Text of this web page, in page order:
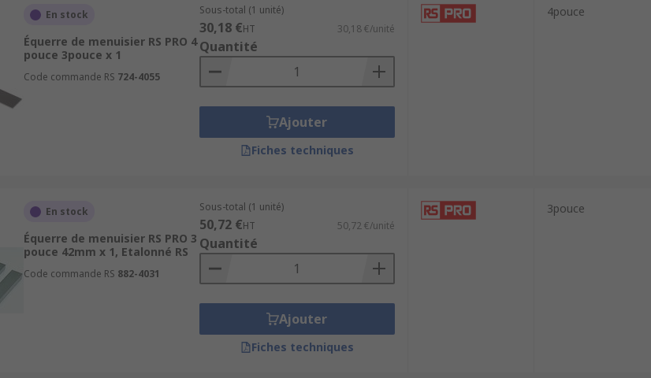
En stock
Équerre de menuisier RS PRO 4
pouce 3pouce x 1
Code commande RS 724-4055
Sous-total (1 unité)
30,18 €HT 30,18 €/unité
Quantité
Ajouter
Fiches techniques
4pouce
En stock
Équerre de menuisier RS PRO 3
pouce 42mm x 1, Etalonné RS
Code commande RS 882-4031
Sous-total (1 unité)
50,72 €HT 50,72 €/unité
Quantité
Ajouter
Fiches techniques
3pouce